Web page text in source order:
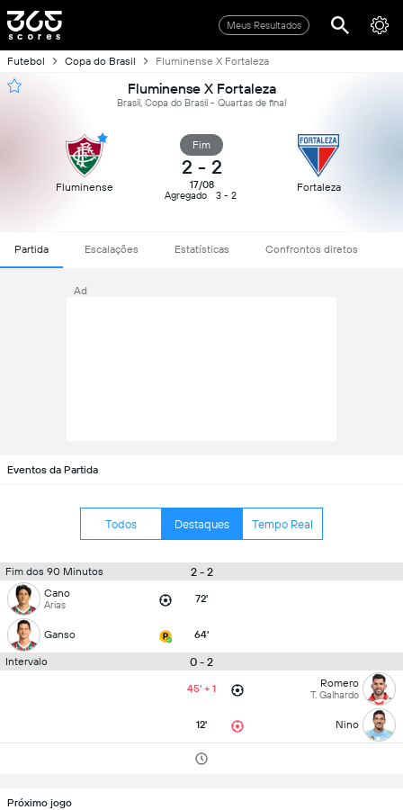
Meus Resultados
Futebol Copa do Brasil Fluminense X Fortaleza
Fluminense X Fortaleza
Brasil, Copa do Brasil - Quartas de final
Fluminense
Fim
2 - 2
17/08
Agregado
3 - 2
Fortaleza
Partida Escalações Estatísticas Confrontos diretos
Ad
Eventos da Partida
Todos Destaques Tempo Real
Fim dos 90 Minutos 2 - 2
Cano
Arias 72'
Ganso 64'
Intervalo 0 - 2
45' + 1 Romero
T. Galhardo
12' Nino
Próximo jogo